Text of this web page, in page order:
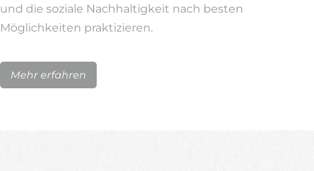
und die soziale Nachhaltigkeit nach besten
Möglichkeiten praktizieren.
Mehr erfahren